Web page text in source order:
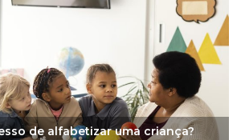
de alfabetizar uma criança?